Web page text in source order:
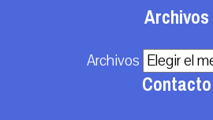
Archivos
Archivos
Contacto